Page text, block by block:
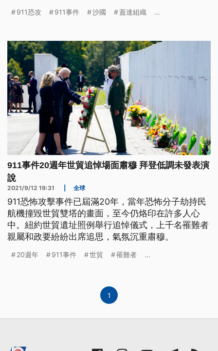
過文件沒有提出沙國政府參與密謀的證據。
911恐攻 911事件 沙國 蓋達組織 ...
911事件20週年世貿追悼場面肅穆 拜登低調未發表演
說
2021/9/12 19:31 全球
911恐怖攻擊事件已屆滿20年，當年恐怖分子劫持民
航機撞毀世貿雙塔的畫面，至今仍烙印在許多人心
中。紐約世貿遺址照例舉行追悼儀式，上千名罹難者
親屬和政要紛紛出席追思，氣氛沉重肅穆。
20週年 911事件 世貿 罹難者 ...
1